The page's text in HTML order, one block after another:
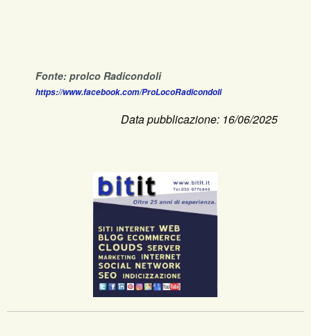
Fonte: prolco Radicondoli
https://www.facebook.com/ProLocoRadicondoli
Data pubblicazione: 16/06/2025